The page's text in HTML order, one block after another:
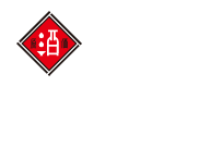
Skip to main content